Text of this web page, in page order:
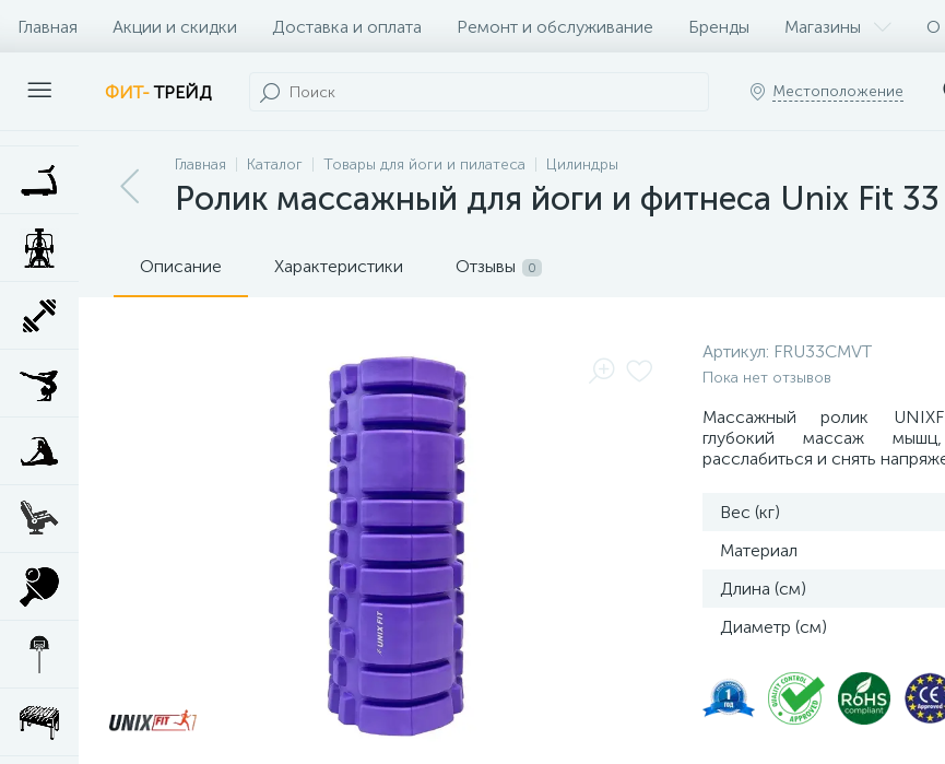
Главная Акции и скидки Доставка и оплата Ремонт и обслуживание Бренды Магазины О
Наши клиенты Контакты
ФИТ-ТРЕЙД Местоположение
Главная Каталог Товары для йоги и пилатеса Цилиндры
Ролик массажный для йоги и фитнеса Unix Fit
Описание Характеристики Отзывы 0
Артикул: FRU33CMVT
Пока нет отзывов
Массажный ролик
глубокий массаж
расслабиться и снять
Вес (кг)
Материал
Длина (см)
Диаметр (см)